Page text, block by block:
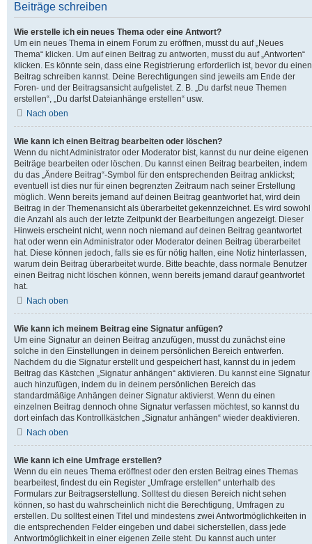
Beiträge schreiben
Wie erstelle ich ein neues Thema oder eine Antwort?
Um ein neues Thema in einem Forum zu eröffnen, musst du auf „Neues
Thema“ klicken. Um auf einen Beitrag zu antworten, musst du auf „Antworten“
klicken. Es könnte sein, dass eine Registrierung erforderlich ist, bevor du einen
Beitrag schreiben kannst. Deine Berechtigungen sind jeweils am Ende der
Foren- und der Beitragsansicht aufgelistet. Z. B. „Du darfst neue Themen
erstellen“, „Du darfst Dateianhänge erstellen“ usw.
Nach oben
Wie kann ich einen Beitrag bearbeiten oder löschen?
Wenn du nicht Administrator oder Moderator bist, kannst du nur deine eigenen
Beiträge bearbeiten oder löschen. Du kannst einen Beitrag bearbeiten, indem
du das „Ändere Beitrag“-Symbol für den entsprechenden Beitrag anklickst;
eventuell ist dies nur für einen begrenzten Zeitraum nach seiner Erstellung
möglich. Wenn bereits jemand auf deinen Beitrag geantwortet hat, wird dein
Beitrag in der Themenansicht als überarbeitet gekennzeichnet. Es wird sowohl
die Anzahl als auch der letzte Zeitpunkt der Bearbeitungen angezeigt. Dieser
Hinweis erscheint nicht, wenn noch niemand auf deinen Beitrag geantwortet
hat oder wenn ein Administrator oder Moderator deinen Beitrag überarbeitet
hat. Diese können jedoch, falls sie es für nötig halten, eine Notiz hinterlassen,
warum dein Beitrag überarbeitet wurde. Bitte beachte, dass normale Benutzer
einen Beitrag nicht löschen können, wenn bereits jemand darauf geantwortet
hat.
Nach oben
Wie kann ich meinem Beitrag eine Signatur anfügen?
Um eine Signatur an deinen Beitrag anzufügen, musst du zunächst eine
solche in den Einstellungen in deinem persönlichen Bereich entwerfen.
Nachdem du die Signatur erstellt und gespeichert hast, kannst du in jedem
Beitrag das Kästchen „Signatur anhängen“ aktivieren. Du kannst eine Signatur
auch hinzufügen, indem du in deinem persönlichen Bereich das
standardmäßige Anhängen deiner Signatur aktivierst. Wenn du einen
einzelnen Beitrag dennoch ohne Signatur verfassen möchtest, so kannst du
dort einfach das Kontrollkästchen „Signatur anhängen“ wieder deaktivieren.
Nach oben
Wie kann ich eine Umfrage erstellen?
Wenn du ein neues Thema eröffnest oder den ersten Beitrag eines Themas
bearbeitest, findest du ein Register „Umfrage erstellen“ unterhalb des
Formulars zur Beitragserstellung. Solltest du diesen Bereich nicht sehen
können, so hast du wahrscheinlich nicht die Berechtigung, Umfragen zu
erstellen. Du solltest einen Titel und mindestens zwei Antwortmöglichkeiten in
die entsprechenden Felder eingeben und dabei sicherstellen, dass jede
Antwortmöglichkeit in einer eigenen Zeile steht. Du kannst auch unter